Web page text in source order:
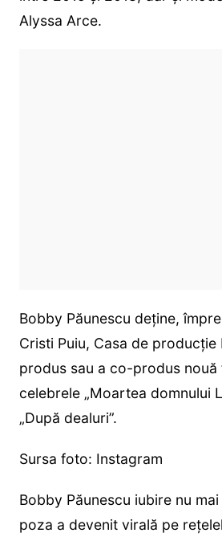
Alyssa Arce.
Bobby Păunescu deține,
Cristi Puiu, Casa de producție
produs sau a co-produs nouă
celebrele „Moartea domnului
„După dealuri”.
Sursa foto: Instagram
Bobby Păunescu iubire nu
poza a devenit virală pe